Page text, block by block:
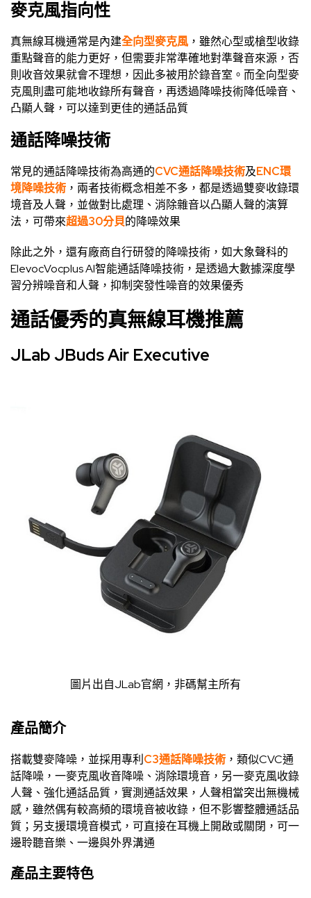
麥克風指向性
真無線耳機通常是內建全向型麥克風 ，雖然心型或槍型收錄
重點聲音的能力更好，但需要非常準確地對準聲音來源，否
則收音效果就會不理想，因此多被用於錄音室。而全向型麥
克風則盡可能地收錄所有聲音，再透過降噪技術降低噪音、
凸顯人聲，可以達到更佳的通話品質
通話降噪技術
常見的通話降噪技術為高通的CVC通話降噪技術及ENC環
境降噪技術 ，兩者技術概念相差不多，都是透過雙麥收錄環
境音及人聲，並做對比處理、消除雜音以凸顯人聲的演算
法，可帶來超過30分貝的降噪效果
除此之外，還有廠商自行研發的降噪技術，如大象聲科的
ElevocVocplus AI智能通話降噪技術，是透過大數據深度學
習分辨噪音和人聲，抑制突發性噪音的效果優秀
通話優秀的真無線耳機推薦
JLab JBuds Air Executive
圖片出自JLab官網 ，非碼幫主所有
產品簡介
搭載雙麥降噪，並採用專利 C3通話降噪技術 ，類似CVC通
話降噪，一麥克風收音降噪、消除環境音，另一麥克風收錄
人聲、強化通話品質，實測通話效果，人聲相當突出無機械
感，雖然偶有較高頻的環境音被收錄，但不影響整體通話品
質；另支援環境音模式，可直接在耳機上開啟或關閉，可一
邊聆聽音樂、一邊與外界溝通
產品主要特色